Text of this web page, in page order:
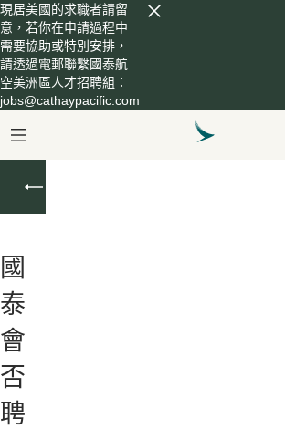
現居美國的求職者請留
意，若你在申請過程中
需要協助或特別安排，
請透過電郵聯繫國泰航
空美洲區人才招聘組：
jobs@cathaypacific.com
國
泰
會
否
聘